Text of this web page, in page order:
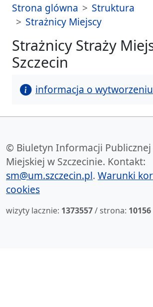
Strona glówna
Struktura
Strażnicy Miejscy
Strażnicy Straży
Szczecin
informacja o
© Biuletyn Informacji Publicznej
Miejskiej w Szczecinie. Kontakt:
sm@um.szczecin.pl. Warunki
cookies
wizyty lacznie: 1373557/ strona: 10156